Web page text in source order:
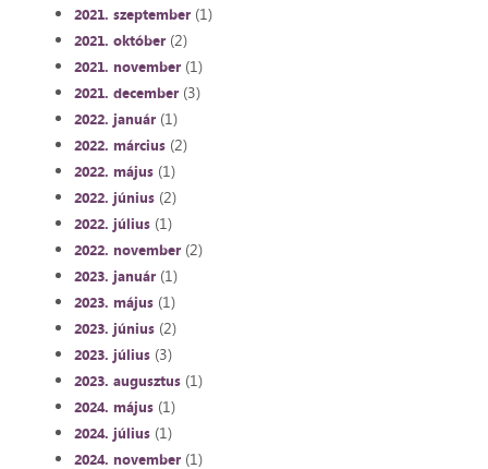
2021. szeptember(1)
2021. október(2)
2021. november(1)
2021. december(3)
2022. január(1)
2022. március(2)
2022. május(1)
2022. június(2)
2022. július(1)
2022. november(2)
2023. január(1)
2023. május(1)
2023. június(2)
2023. július(3)
2023. augusztus(1)
2024. május(1)
2024. július(1)
2024. november(1)